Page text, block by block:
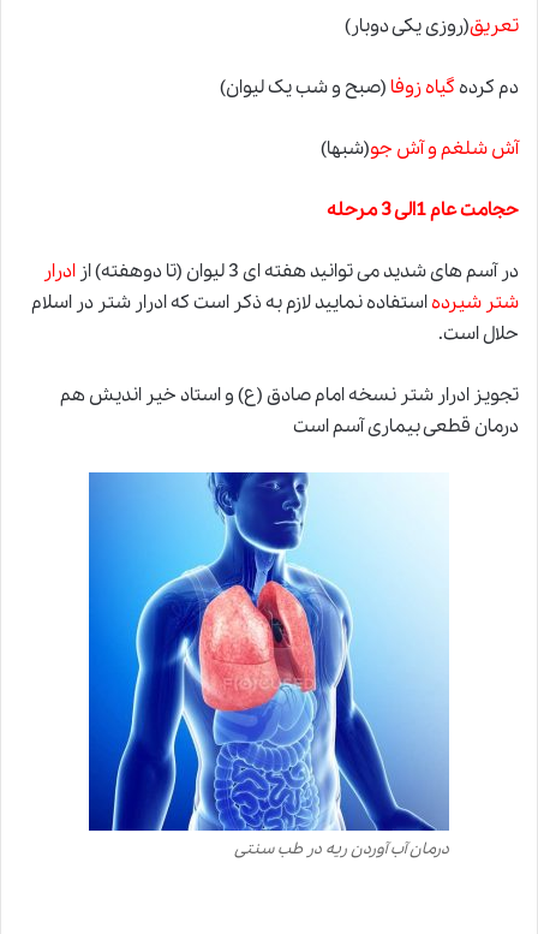
تعریق(روزی یکی دوبار)
دم کرده گیاه زوفا (صبح و شب یک لیوان)
آش شلغم و آش جو(شبها)
حجامت عام 1الی 3 مرحله
در آسم های شدید می توانید هفته ای 3 لیوان (تا دوهفته) از
ادرار
شتر شیردهاستفاده نمایید لازم به ذکر است که ادرار شتر در اسلام
حلال است.
تجویز ادرار شتر نسخه امام صادق (ع) و استاد خیر اندیش هم
درمان قطعی بیماری آسم است
درمان آب آوردن ریه در طب سنتی